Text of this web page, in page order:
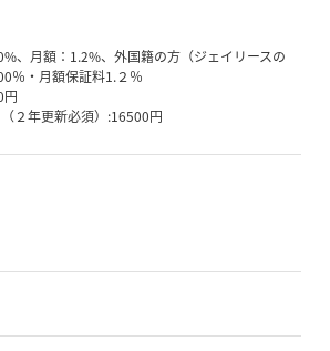
、月額：1.2%、外国籍の方（ジェイリースの
％・月額保証料1.２％
円
２年更新必須）:16500円